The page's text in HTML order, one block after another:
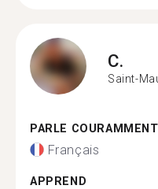
C.
Saint-
PARLE COURAMMENT
Français
APPREND